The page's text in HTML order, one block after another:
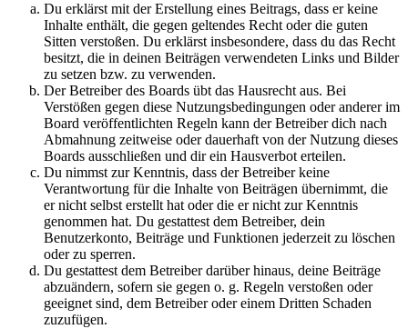
Du erklärst mit der Erstellung eines Beitrags, dass er keine
Inhalte enthält, die gegen geltendes Recht oder die guten
Sitten verstoßen. Du erklärst insbesondere, dass du das Recht
besitzt, die in deinen Beiträgen verwendeten Links und Bilder
zu setzen bzw. zu verwenden.
Der Betreiber des Boards übt das Hausrecht aus. Bei
Verstößen gegen diese Nutzungsbedingungen oder anderer im
Board veröffentlichten Regeln kann der Betreiber dich nach
Abmahnung zeitweise oder dauerhaft von der Nutzung dieses
Boards ausschließen und dir ein Hausverbot erteilen.
Du nimmst zur Kenntnis, dass der Betreiber keine
Verantwortung für die Inhalte von Beiträgen übernimmt, die
er nicht selbst erstellt hat oder die er nicht zur Kenntnis
genommen hat. Du gestattest dem Betreiber, dein
Benutzerkonto, Beiträge und Funktionen jederzeit zu löschen
oder zu sperren.
Du gestattest dem Betreiber darüber hinaus, deine Beiträge
abzuändern, sofern sie gegen o. g. Regeln verstoßen oder
geeignet sind, dem Betreiber oder einem Dritten Schaden
zuzufügen.